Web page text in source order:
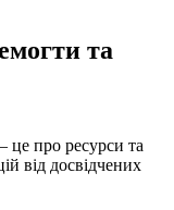
та
про ресурси та
від досвідчених